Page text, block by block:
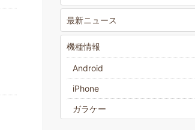
最新ニュース
機種情報
Android
iPhone
ガラケー